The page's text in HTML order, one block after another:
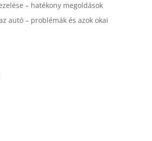
– hatékony megoldások
autó – problémák és azok okai